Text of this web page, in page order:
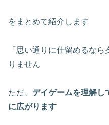
をまとめて紹介します
「思い通りに仕留めるな
りません
ただ、 デイゲームを理解し
に広がります